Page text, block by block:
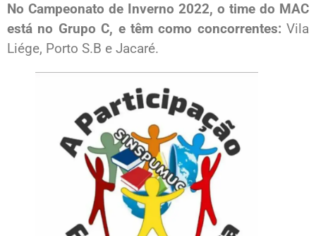
No Campeonato de Inverno 2022, o time do MAC
está no Grupo C, e têm como concorrentes: Vila
Liége, Porto S.B e Jacaré.